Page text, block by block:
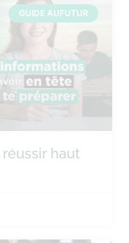
GUIDE AUFUTUR
haut